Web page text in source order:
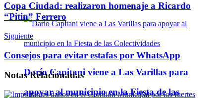
Darío Capitani viene a Las Varillas para
apoyar al municipio en la Fiesta de las
Copa Ciudad: realizaron homenaje a Ricardo
“Pitin” Ferrero
Siguiente
Consejos para evitar estafas por WhatsApp
NotasRelacionadas